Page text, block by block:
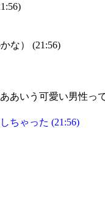
な） (21:56)
あいう可愛い男性
ちゃった (21:56)